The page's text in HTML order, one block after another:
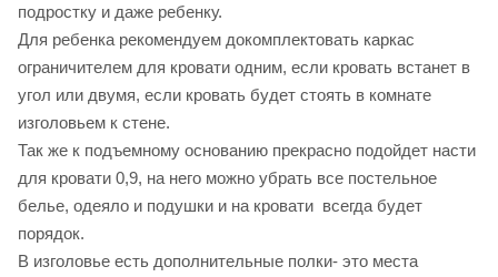
подростку и даже ребенку.
Для ребенка рекомендуем докомплектовать каркас
ограничителем для кровати одним, если кровать встанет в
угол или двумя, если кровать будет стоять в комнате
изголовьем к стене.
Так же к подъемному основанию прекрасно подойдет насти
для кровати 0,9, на него можно убрать все постельное
белье, одеяло и подушки и на кровати всегда будет
порядок.
В изголовье есть дополнительные полки- это места